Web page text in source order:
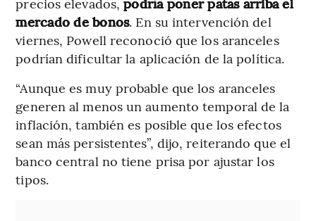
mercado de bonos. En su intervención del
viernes, Powell reconoció que los aranceles
podrían dificultar la aplicación de la política.
“Aunque es muy probable que los aranceles
generen al menos un aumento temporal de la
inflación, también es posible que los efectos
sean más persistentes”, dijo, reiterando que el
banco central no tiene prisa por ajustar los
tipos.